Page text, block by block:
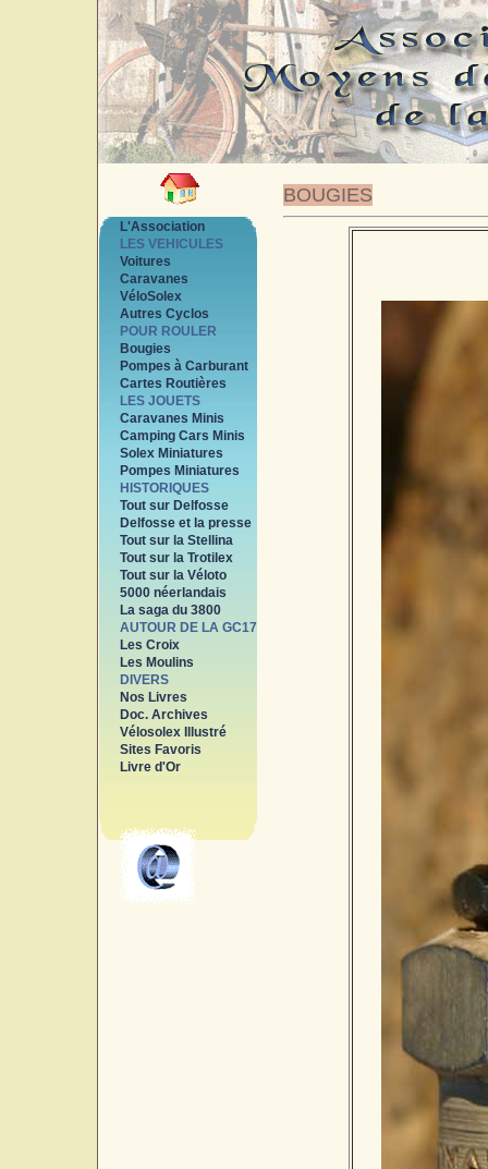
BOUGIES
L'Association
LES VEHICULES
Voitures
Caravanes
VéloSolex
Autres Cyclos
POUR ROULER
Bougies
Pompes à Carburant
Cartes Routières
LES JOUETS
Caravanes Minis
Camping Cars Minis
Solex Miniatures
Pompes Miniatures
HISTORIQUES
Tout sur Delfosse
Delfosse et la presse
Tout sur la Stellina
Tout sur la Trotilex
Tout sur la Véloto
5000 néerlandais
La saga du 3800
AUTOUR DE LA GC17
Les Croix
Les Moulins
DIVERS
Nos Livres
Doc. Archives
Vélosolex Illustré
Sites Favoris
Livre d'Or